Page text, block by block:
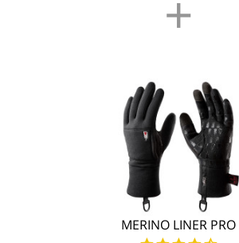
+
MERINO LINER PRO